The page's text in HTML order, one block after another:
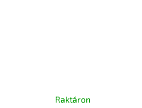
Raktáron